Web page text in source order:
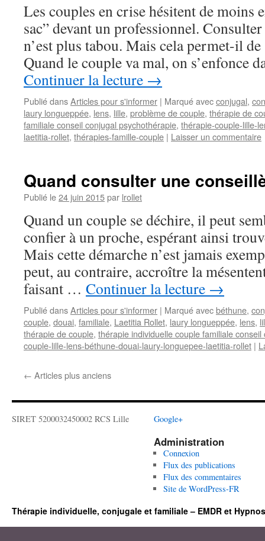
Les couples en crise hésitent de moins
sac” devant un professionnel.
n’est plus tabou. Mais cela permet-il
Quand le couple va mal, on s’enfonce
Continuer la lecture →
Publié dansArticles pour s'informer | Marqué avecconjugal,
laury longueppée, lens, lille, problème de couple, thérapie de
familiale conseil conjugal psychothérapie, thérapie-couple-lille-
laetitia-rollet, thérapies-famille-couple | Laisser un commentaire
Quand consulter une
Publié le24 juin 2015par lrollet
Quand un couple se déchire, il peut
confier à un proche, espérant ainsi
Mais cette démarche n’est jamais
peut, au contraire, accroître la
faisant … Continuer la lecture →
Publié dansArticles pour s'informer | Marqué avecbéthune,
couple, douai, familiale, Laetitia Rollet, laury longueppée, lens,
thérapie de couple, thérapie individuelle couple familiale
couple-lille-lens-béthune-douai-laury-longuepee-laetitia-rollet |
← Articles plus anciens
SIRET 5200032450002 RCS Lille Google+
Administration
Connexion
Flux des publications
Flux des commentaires
Site de WordPress-FR
Thérapie individuelle, conjugale et familiale – EMDR et